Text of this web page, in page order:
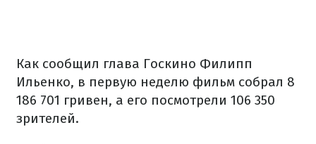
Как сообщил глава Госкино Филипп
Ильенко, в первую неделю фильм собрал 8
186 701 гривен, а его посмотрели 106 350
зрителей.